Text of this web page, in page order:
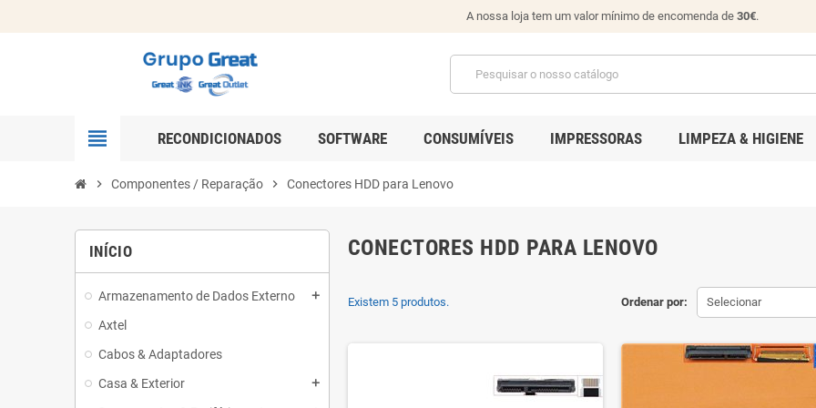
A nossa loja tem um valor mínimo de encomenda de 30€.
view_headline RECONDICIONADOS SOFTWARE CONSUMÍVEIS IMPRESSORAS LIMPEZA & HIGIENE
chevron_right Componentes / Reparação chevron_right Conectores HDD para Lenovo
INÍCIO
Armazenamento de Dados Externo add
Axtel
Cabos & Adaptadores
Casa & Exterior
add
CONECTORES HDD PARA LENOVO
Ordenar por: Selecionar
Existem 5 produtos.